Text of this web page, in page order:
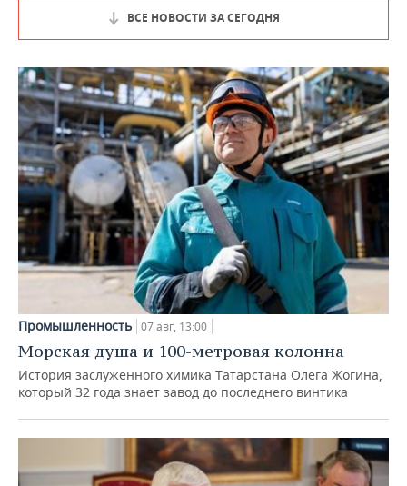
ВСЕ НОВОСТИ ЗА СЕГОДНЯ
Промышленность 07 авг, 13:00
Морская душа и 100-метровая колонна
История заслуженного химика Татарстана Олега Жогина,
который 32 года знает завод до последнего винтика